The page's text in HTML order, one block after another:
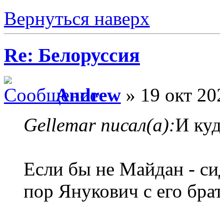
Вернуться наверх
Re: Белоруссия
Andrew » 19 окт
Gellemar писал(а):И
Если бы не Майдан -
пор Янукович с его